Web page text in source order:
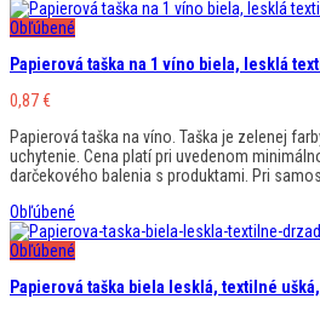
Obľúbené
Papierová taška na 1 víno biela, lesklá
0,87€
Papierová taška na víno. Taška je zelenej
uchytenie. Cena platí pri uvedenom
darčekového balenia s produktami. Pri
Obľúbené
Obľúbené
Papierová taška biela lesklá, textilné ušká,